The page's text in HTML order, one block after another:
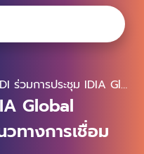
BDI ร่วมการประชุม IDIA Global Summit แลกเปลี่ยนแนวทางการเชื่อมโยงข้อมูล
Global
ทางการเชื่อม